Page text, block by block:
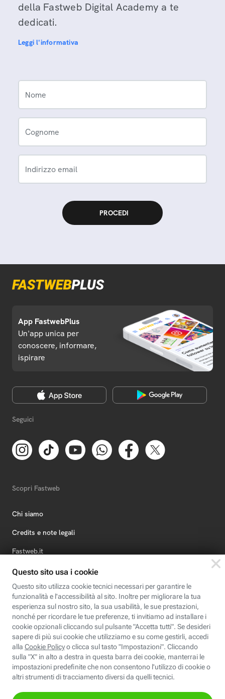
della Fastweb Digital Academy a te
dedicati.
Leggi l'informativa
Nome
Cognome
Indirizzo email
App FastwebPlus
Un'app unica per
conoscere, informare,
ispirare
Seguici
Scopri Fastweb
Chi siamo
Credits e note legali
Fastweb.it
Formazione
Fastweb Digital Academy
STEP FuturAbility District
Insieme, siamo futuro